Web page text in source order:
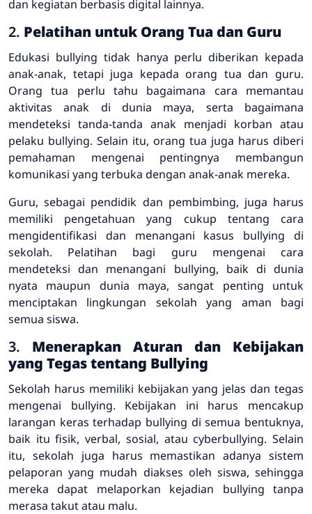
dan kegiatan berbasis digital lainnya.
2. Pelatihan untuk Orang Tua dan Guru
Edukasi bullying tidak hanya perlu diberikan kepada
anak-anak, tetapi juga kepada orang tua dan guru.
Orang tua perlu tahu bagaimana cara memantau
aktivitas anak di dunia maya, serta bagaimana
mendeteksi tanda-tanda anak menjadi korban atau
pelaku bullying. Selain itu, orang tua juga harus diberi
pemahaman mengenai pentingnya membangun
komunikasi yang terbuka dengan anak-anak mereka.
Guru, sebagai pendidik dan pembimbing, juga harus
memiliki pengetahuan yang cukup tentang cara
mengidentifikasi dan menangani kasus bullying di
sekolah. Pelatihan bagi guru mengenai cara
mendeteksi dan menangani bullying, baik di dunia
nyata maupun dunia maya, sangat penting untuk
menciptakan lingkungan sekolah yang aman bagi
semua siswa.
3. Menerapkan Aturan dan Kebijakan
yang Tegas tentang Bullying
Sekolah harus memiliki kebijakan yang jelas dan tegas
mengenai bullying. Kebijakan ini harus mencakup
larangan keras terhadap bullying di semua bentuknya,
baik itu fisik, verbal, sosial, atau cyberbullying. Selain
itu, sekolah juga harus memastikan adanya sistem
pelaporan yang mudah diakses oleh siswa, sehingga
mereka dapat melaporkan kejadian bullying tanpa
merasa takut atau malu.